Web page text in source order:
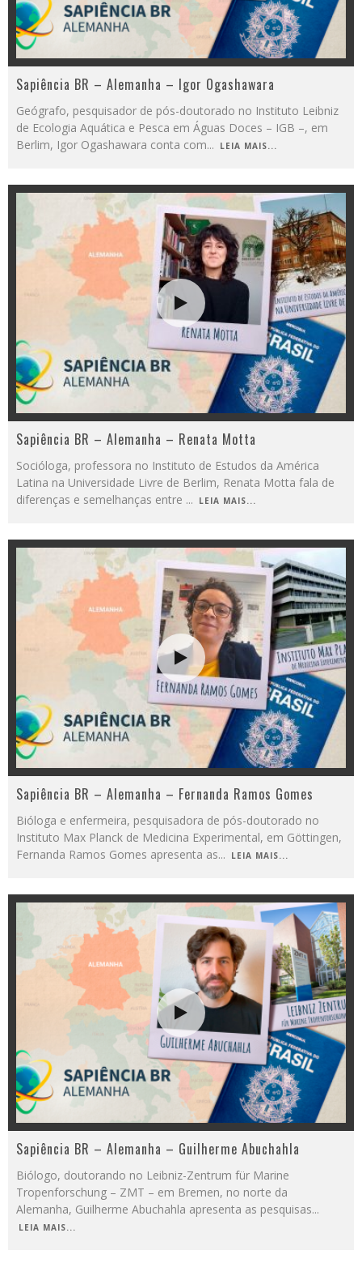
Sapiência BR – Alemanha – Igor Ogashawara
Geógrafo, pesquisador de pós-doutorado no Instituto Leibniz
de Ecologia Aquática e Pesca em Águas Doces – IGB –, em
Berlim, Igor Ogashawara conta com... LEIA MAIS...
Sapiência BR – Alemanha – Renata Motta
Socióloga, professora no Instituto de Estudos da América
Latina na Universidade Livre de Berlim, Renata Motta fala de
diferenças e semelhanças entre ... LEIA MAIS...
Sapiência BR – Alemanha – Fernanda Ramos Gomes
Bióloga e enfermeira, pesquisadora de pós-doutorado no
Instituto Max Planck de Medicina Experimental, em Göttingen,
Fernanda Ramos Gomes apresenta as... LEIA MAIS...
Sapiência BR – Alemanha – Guilherme Abuchahla
Biólogo, doutorando no Leibniz-Zentrum für Marine
Tropenforschung – ZMT – em Bremen, no norte da
Alemanha, Guilherme Abuchahla apresenta as pesquisas...
LEIA MAIS...